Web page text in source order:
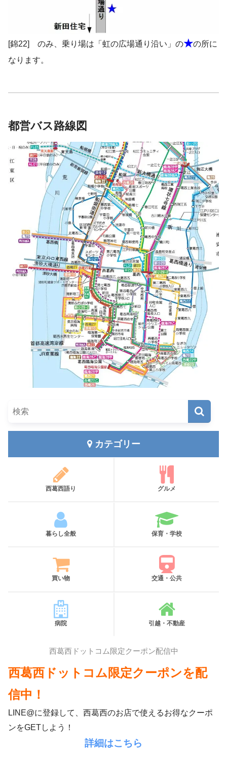
[錦22] のみ、乗り場は「虹の広場通り沿い」の★の所に
なります。
都営バス路線図
カテゴリー
西葛西語り グルメ
暮らし全般 保育・学校
買い物 交通・公共
病院 引越・不動産
西葛西ドットコム限定クーポン配信中
西葛西ドットコム限定クーポンを配
信中！
LINE@に登録して、西葛西のお店で使えるお得なクーポ
ンをGETしよう！
詳細はこちら